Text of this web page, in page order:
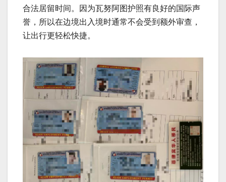
合法居留时间。因为瓦努阿图护照有良好的国际声
誉，所以在边境出入境时通常不会受到额外审查，
让出行更轻松快捷。